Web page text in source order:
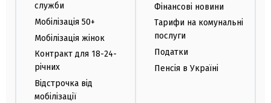
служби
Мобілізація 50+
Мобілізація жінок
Контракт для 18-24-
річних
Відстрочка від
мобілізації
Фінансові новини
Тарифи на комунальні
послуги
Податки
Пенсія в Україні